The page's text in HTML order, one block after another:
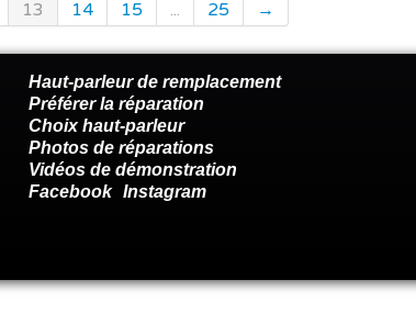
13 14 15 ... 25 →
Haut-parleur de remplacement
Préférer la réparation
Choix haut-parleur
Photos de réparations
Vidéos de démonstration
Facebook Instagram